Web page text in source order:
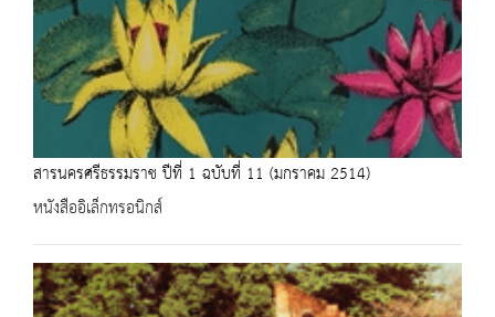
สารนครศรีธรรมราช ปีที่ 1 ฉบับที่ 11 (มกราคม 2514)
หนังสืออิเล็กทรอนิกส์